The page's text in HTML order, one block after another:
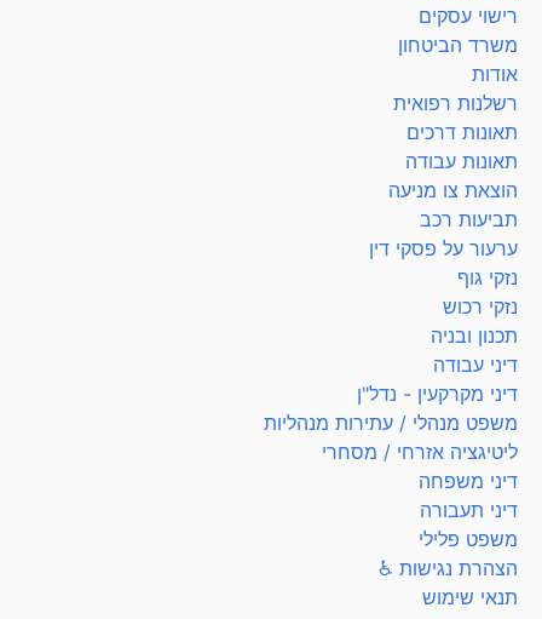
רישוי עסקים
משרד הביטחון
אודות
רשלנות רפואית
תאונות דרכים
תאונות עבודה
הוצאת צו מניעה
תביעות רכב
ערעור על פסקי דין
נזקי גוף
נזקי רכוש
תכנון ובניה
דיני עבודה
דיני מקרקעין - נדל"ן
משפט מנהלי / עתירות מנהליות
ליטיגציה אזרחי / מסחרי
דיני משפחה
דיני תעבורה
משפט פלילי
הצהרת נגישות ♿
תנאי שימוש